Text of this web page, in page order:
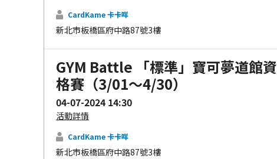
CardKame 卡卡咩
新北市板橋區府中路87號3樓
GYM Battle 「標準」寶可夢道館資
格賽（3/01～4/30）
04-07-2024 14:30
活動詳情
CardKame 卡卡咩
新北市板橋區府中路87號3樓